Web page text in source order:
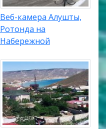
Веб-камера Алушты,
Ротонда на
Набережной